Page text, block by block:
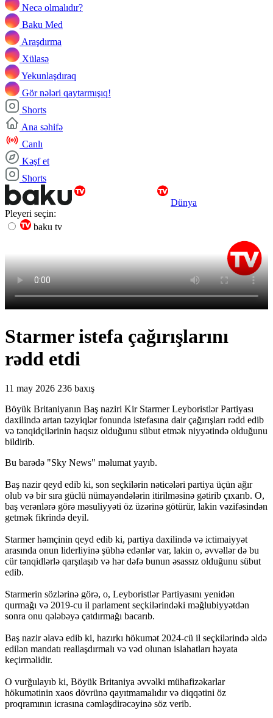
Necə olmalıdır?
Baku Med
Araşdırma
Xülasə
Yekunlaşdıraq
Gör nələri qaytarmışıq!
Shorts
Ana səhifə
Canlı
Kəşf et
Shorts
Dünya
Pleyeri seçin:
baku tv
Starmer istefa çağırışlarını
rədd etdi
11 may 2026 236 baxış
Böyük Britaniyanın Baş naziri Kir Starmer Leyboristlər Partiyası
daxilində artan təzyiqlər fonunda istefasına dair çağırışları rədd edib
və tənqidçilərinin haqsız olduğunu sübut etmək niyyətində olduğunu
bildirib.
Bu barədə "Sky News" məlumat yayıb.
Baş nazir qeyd edib ki, son seçkilərin nəticələri partiya üçün ağır
olub və bir sıra güclü nümayəndələrin itirilməsinə gətirib çıxarıb. O,
baş verənlərə görə məsuliyyəti öz üzərinə götürür, lakin vəzifəsindən
getmək fikrində deyil.
Starmer həmçinin qeyd edib ki, partiya daxilində və ictimaiyyət
arasında onun liderliyinə şübhə edənlər var, lakin o, əvvəllər də bu
cür tənqidlərlə qarşılaşıb və hər dəfə bunun əsassız olduğunu sübut
edib.
Starmerin sözlərinə görə, o, Leyboristlər Partiyasını yenidən
qurmağı və 2019-cu il parlament seçkilərindəki məğlubiyyətdən
sonra onu qələbəyə çatdırmağı bacarıb.
Baş nazir əlavə edib ki, hazırkı hökumət 2024-cü il seçkilərində əldə
edilən mandatı reallaşdırmalı və vəd olunan islahatları həyata
keçirməlidir.
O vurğulayıb ki, Böyük Britaniya əvvəlki mühafizəkarlar
hökumətinin xaos dövrünə qayıtmamalıdır və diqqətini öz
proqramının icrasına cəmləşdirəcəyinə söz verib.